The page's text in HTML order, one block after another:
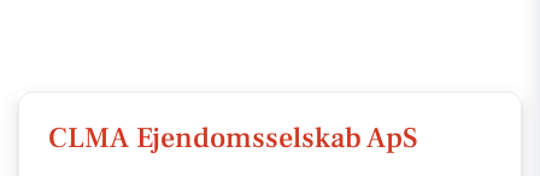
CLMA Ejendomsselskab ApS